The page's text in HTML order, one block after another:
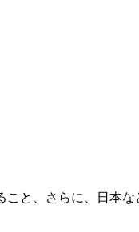
と、さらに、日本